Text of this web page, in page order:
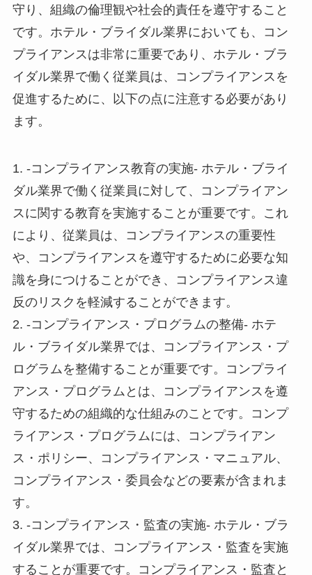
守り、組織の倫理観や社会的責任を遵守すること
です。ホテル・ブライダル業界においても、コン
プライアンスは非常に重要であり、ホテル・ブラ
イダル業界で働く従業員は、コンプライアンスを
促進するために、以下の点に注意する必要があり
ます。
1. -コンプライアンス教育の実施- ホテル・ブライ
ダル業界で働く従業員に対して、コンプライアン
スに関する教育を実施することが重要です。これ
により、従業員は、コンプライアンスの重要性
や、コンプライアンスを遵守するために必要な知
識を身につけることができ、コンプライアンス違
反のリスクを軽減することができます。
2. -コンプライアンス・プログラムの整備- ホテ
ル・ブライダル業界では、コンプライアンス・プ
ログラムを整備することが重要です。コンプライ
アンス・プログラムとは、コンプライアンスを遵
守するための組織的な仕組みのことです。コンプ
ライアンス・プログラムには、コンプライアン
ス・ポリシー、コンプライアンス・マニュアル、
コンプライアンス・委員会などの要素が含まれま
す。
3. -コンプライアンス・監査の実施- ホテル・ブラ
イダル業界では、コンプライアンス・監査を実施
することが重要です。コンプライアンス・監査と